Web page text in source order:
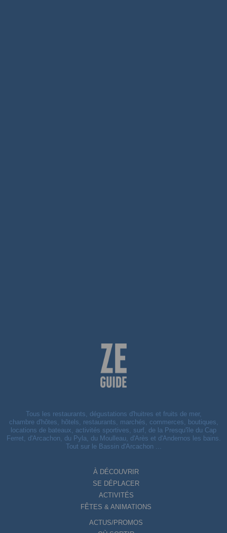
Tous les restaurants, dégustations d'huitres et fruits de mer,
chambre d'hôtes, hôtels, restaurants, marchés, commerces, boutiques,
locations de bateaux, activités sportives, surf, de la Presqu'île du Cap
Ferret, d'Arcachon, du Pyla, du Moulleau, d'Arès et d'Andernos les bains.
Tout sur le Bassin d'Arcachon ...
À DÉCOUVRIR
SE DÉPLACER
ACTIVITÉS
FÊTES & ANIMATIONS
ACTUS/PROMOS